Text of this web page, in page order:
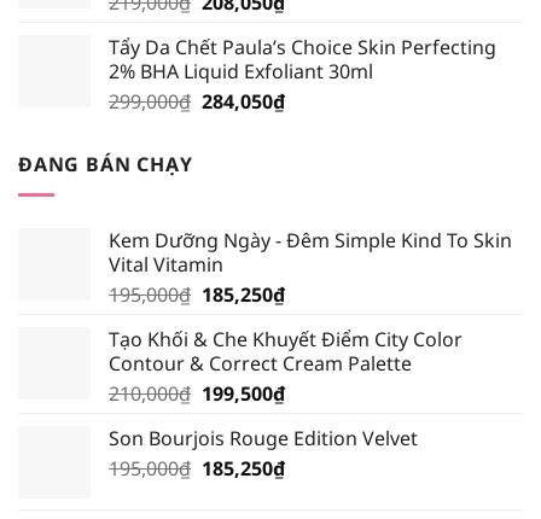
là:
219,000₫.
tại
là:
208,050₫.
Tẩy Da Chết Paula’s Choice Skin Perfecting
2% BHA Liquid Exfoliant 30ml
299,000₫ Giá
284,050₫Giá
ĐANG BÁN CHẠY
Kem Dưỡng Ngày - Đêm Simple Kind To Skin
Vital Vitamin
195,000₫ Giá
là:
195,000₫.
185,250₫Giá
tại
là:
185,250₫.
Tạo Khối & Che Khuyết Điểm City Color
Contour & Correct Cream Palette
210,000₫ Giá
là:
210,000₫.
199,500₫Giá
tại
là:
Son Bourjois Rouge Edition Velvet
195,000₫ Giá
185,250₫Giá